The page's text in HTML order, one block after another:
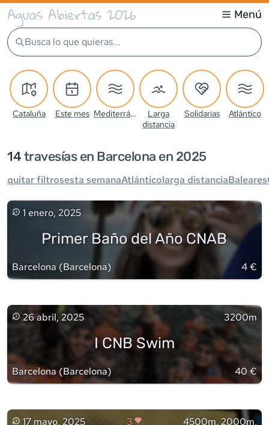
Aguas Abiertas 2026 Menú
Busca lo que quieras...
Cataluña Este mes Mediterráneo
Larga
distancia
Solidarias Atlántico
14 travesías en Barcelona en 2025
quitar filtrosesta semanaAtlánticolarga distanciaBaleares
1 enero, 2025
Primer Baño del Año CNAB
Barcelona (Barcelona) 4 €
26 abril, 2025 3200m
I CNB Swim
Barcelona(Barcelona) 40 €
17 mayo, 2025 3
4500m, 2000m,